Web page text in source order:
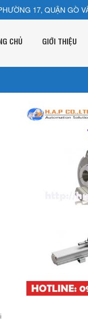
17, QUẬN GÒ
CHỦ GIỚI THIỆU